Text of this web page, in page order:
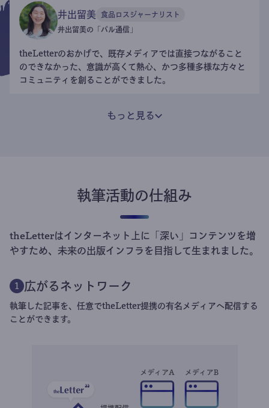
井出留美 食品ロスジャーナリスト
井出留美の「パル通信」
theLetterのおかげで、既存メディアでは直接つながること
のできなかった、意識が高くて熱心、かつ多種多様な方々と
コミュニティを創ることができました。
もっと見る
執筆活動の仕組み
theLetterはインターネット上に「深い」コンテンツを増
やすため、未来の出版インフラを目指して生まれました。
1 広がるネットワーク
執筆した記事を、任意でtheLetter提携の有名メディアへ配信する
ことができます。